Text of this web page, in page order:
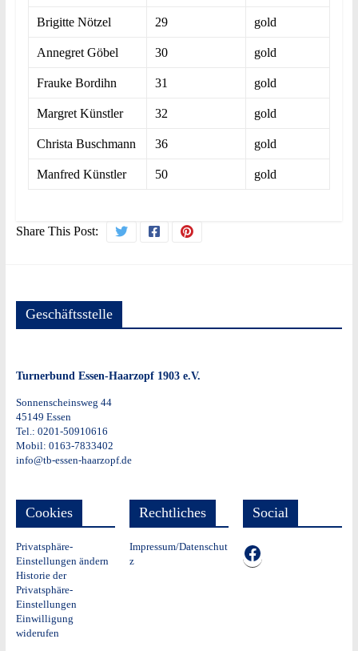
Brigitte Nötzel 29 gold
Annegret Göbel 30 gold
Frauke Bordihn 31 gold
Margret Künstler 32 gold
Christa Buschmann 36 gold
Manfred Künstler 50 gold
Share This Post:
Geschäftsstelle
Turnerbund Essen-Haarzopf 1903 e.V.
Sonnenscheinsweg 44
45149 Essen
Tel.: 0201-50910616
Mobil: 0163-7833402
info@tb-essen-haarzopf.de
Cookies
Privatsphäre-
Einstellungen ändern
Historie der
Privatsphäre-
Einstellungen
Einwilligung
widerufen
Rechtliches
Impressum/Datenschut
z
Social
TB auf Facebook